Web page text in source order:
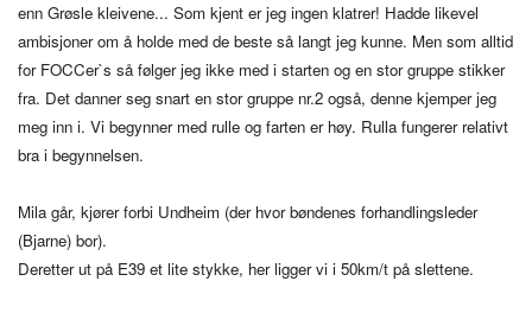
enn Grøsle kleivene... Som kjent er jeg ingen klatrer! Hadde likevel
ambisjoner om å holde med de beste så langt jeg kunne. Men som alltid
for FOCCer`s så følger jeg ikke med i starten og en stor gruppe stikker
fra. Det danner seg snart en stor gruppe nr.2 også, denne kjemper jeg
meg inn i. Vi begynner med rulle og farten er høy. Rulla fungerer relativt
bra i begynnelsen.
Mila går, kjører forbi Undheim (der hvor bøndenes forhandlingsleder
(Bjarne) bor).
Deretter ut på E39 et lite stykke, her ligger vi i 50km/t på slettene.